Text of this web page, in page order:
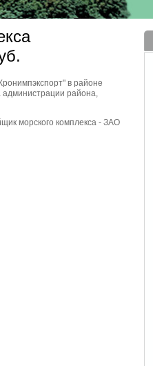
в районе
администрации района,
морского комплекса - ЗАО